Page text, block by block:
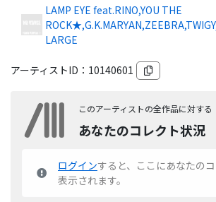
LAMP EYE feat.RINO,YOU THE
LARGE
アーティストID： 10140601
このアーティストの全作品に対する
あなたのコレクト状況
ログインすると、ここにあなたの
表示されます。